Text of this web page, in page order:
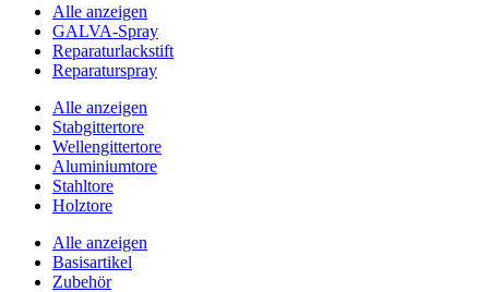
Alle anzeigen
GALVA-Spray
Reparaturlackstift
Reparaturspray
Alle anzeigen
Stabgittertore
Wellengittertore
Aluminiumtore
Stahltore
Holztore
Alle anzeigen
Basisartikel
Zubehör